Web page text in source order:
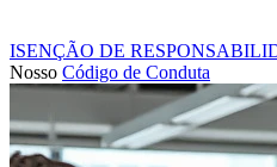
ISENÇÃO DE
Nosso Código de Conduta